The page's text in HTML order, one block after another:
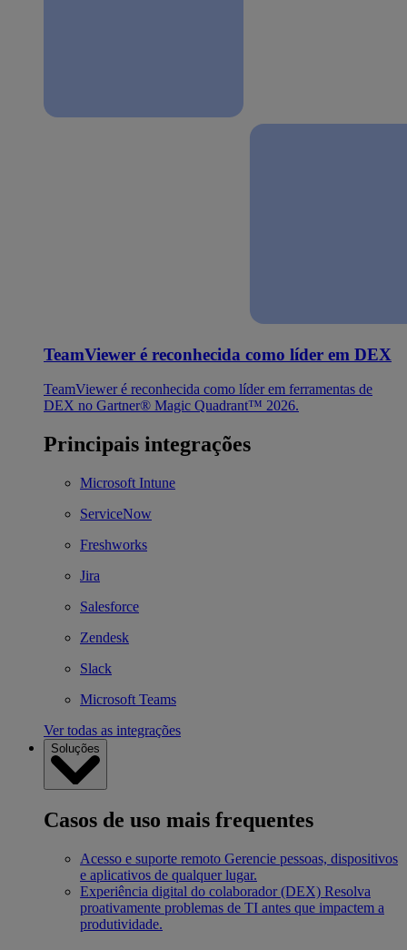
TeamViewer é reconhecida como líder em DEX
TeamViewer é reconhecida como líder em ferramentas de
DEX no Gartner® Magic Quadrant™ 2026.
Principais integrações
Microsoft Intune
ServiceNow
Freshworks
Jira
Salesforce
Zendesk
Slack
Microsoft Teams
Ver todas as integrações
Soluções
Casos de uso mais frequentes
Acesso e suporte remoto Gerencie pessoas, dispositivos
e aplicativos de qualquer lugar.
Experiência digital do colaborador (DEX) Resolva
proativamente problemas de TI antes que impactem a
produtividade.